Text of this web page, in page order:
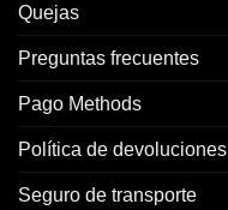
Quejas
Preguntas frecuentes
Pago Methods
Política de devoluciones
Seguro de transporte